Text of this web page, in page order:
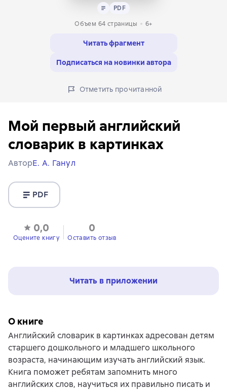
Текст PDF
PDF
Объем 64 страницы
6+
Читать фрагмент
Подписаться на новинки автора
Отметить прочитанной
Мой первый английский
словарик в картинках
АвторЕ. А. Ганул
PDF
0,0
Оцените книгу
0
Оставить отзыв
Читать в приложении
О книге
Английский словарик в картинках адресован детям
старшего дошкольного и младшего школьного
возраста, начинающим изучать английский язык.
Книга поможет ребятам запомнить много
английских слов, научиться их правильно писать и